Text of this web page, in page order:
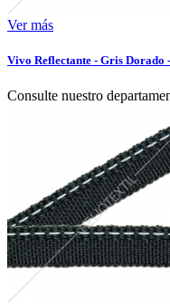
Ver más
Vivo Reflectante - Gris Dorado
Consulte nuestro